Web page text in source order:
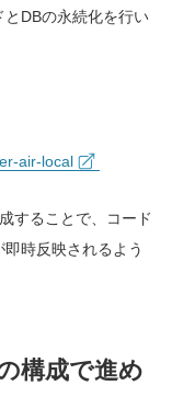
DBの永続化を行い
air-local
することで、コード
時反映されるよう
構成で進め